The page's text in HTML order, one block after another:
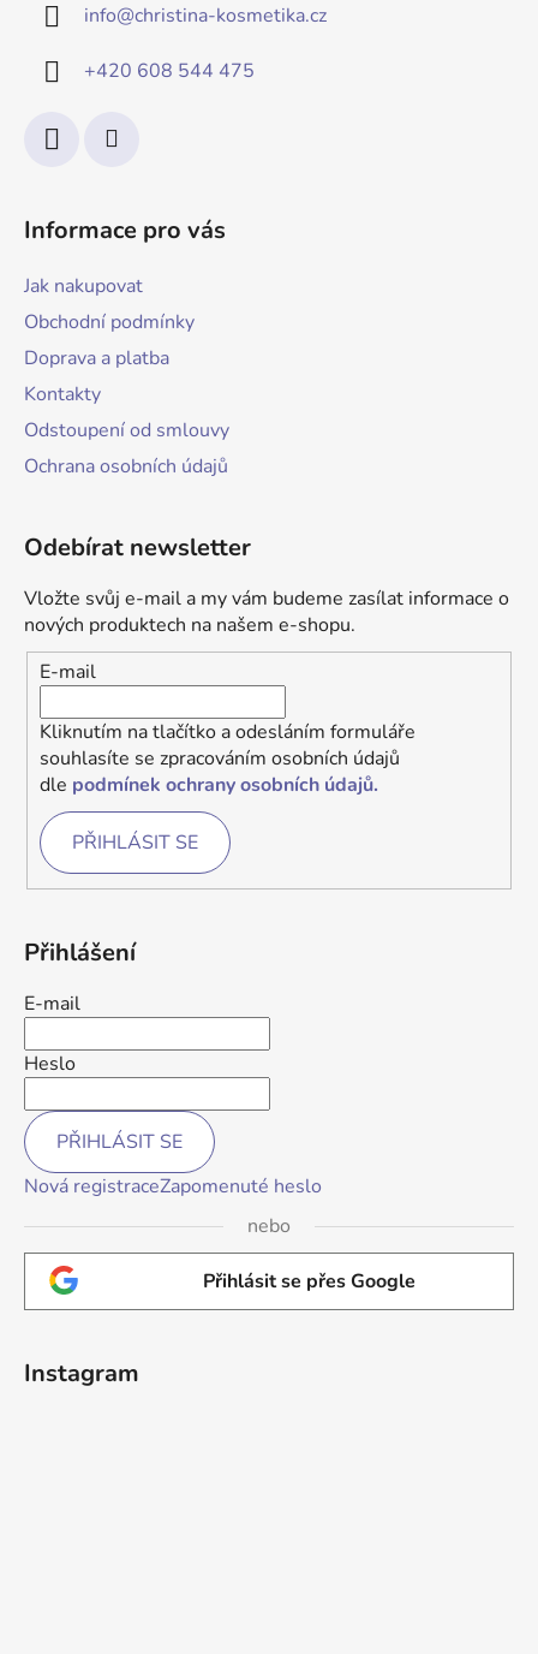
info@christina-kosmetika.cz
+420 608 544 475
Informace pro vás
Jak nakupovat
Obchodní podmínky
Doprava a platba
Kontakty
Odstoupení od smlouvy
Ochrana osobních údajů
Odebírat newsletter
Vložte svůj e-mail a my vám budeme zasílat informace o
nových produktech na našem e-shopu.
E-mail
Kliknutím na tlačítko a odesláním formuláře
souhlasíte se zpracováním osobních údajů
dle podmínek ochrany osobních údajů.
PŘIHLÁSIT SE
Přihlášení
E-mail
Heslo
PŘIHLÁSIT SE
Nová registraceZapomenuté heslo
nebo
Přihlásit se přes Google
Instagram